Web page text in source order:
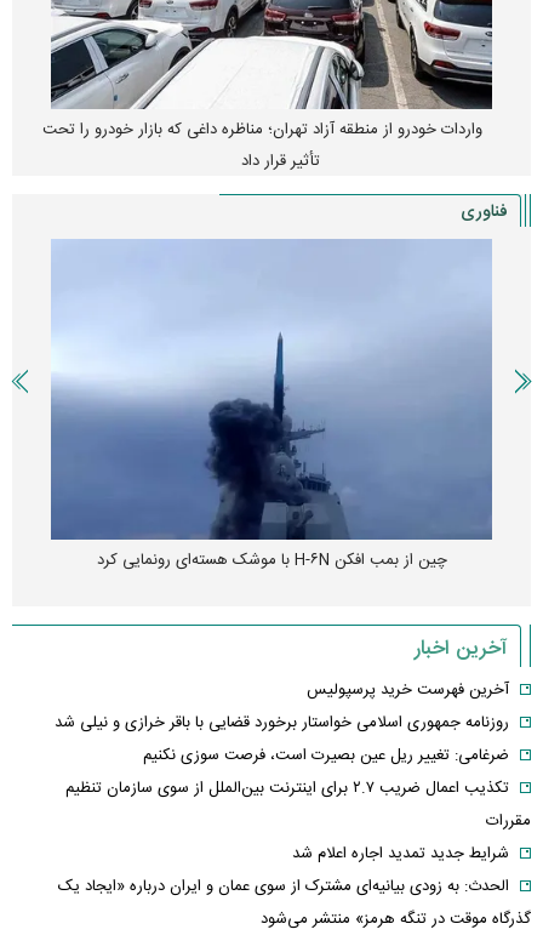
واردات خودرو از منطقه آزاد تهران؛ مناظره داغی که بازار خودرو را تحت
تأثیر قرار داد
فناوری
چین از بمب افکن H-۶N با موشک هسته‌ای رونمایی کرد
آخرین اخبار
آخرین فهرست خرید پرسپولیس
روزنامه جمهوری اسلامی خواستار برخورد قضایی با باقر خرازی و نیلی شد
ضرغامی: تغییر ریل عین بصیرت است، فرصت سوزی نکنیم
تکذیب اعمال ضریب ۲.۷ برای اینترنت بین‌الملل از سوی سازمان تنظیم
مقررات
شرایط جدید تمدید اجاره اعلام شد
الحدث: به زودی بیانیه‌ای مشترک از سوی عمان و ایران درباره «ایجاد یک
گذرگاه موقت در تنگه هرمز» منتشر می‌شود